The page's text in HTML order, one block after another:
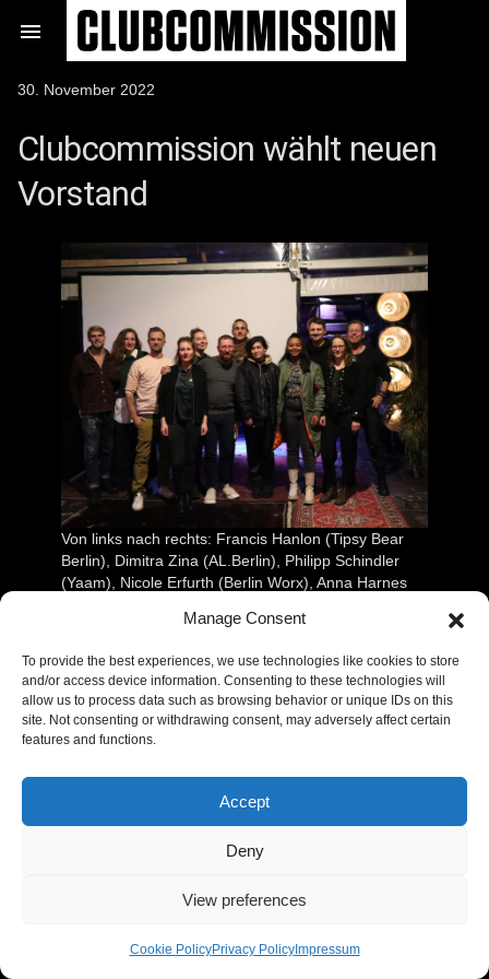
Manage Consent
To provide the best experiences, we use technologies like cookies to store
and/or access device information. Consenting to these technologies will
allow us to process data such as browsing behavior or unique IDs on this
site. Not consenting or withdrawing consent, may adversely affect certain
features and functions.
Accept
Deny
View preferences
Cookie PolicyPrivacy PolicyImpressum
Inhalt

Veröffentlicht
30. November 2022
Clubcommission wählt neuen
Vorstand
Von links nach rechts: Francis Hanlon (Tipsy Bear
Berlin), Dimitra Zina (AL.Berlin), Philipp Schindler
(Yaam), Nicole Erfurth (Berlin Worx), Anna Harnes
Schellenberg (Klunkerkranich), Xeno Rafael ‘rafi’ (TS
Lutz Leichsenring (Vibe Lab), Nora Giesbert (Else &
Renate), Sascha Disselkamp (Sage), nicht im Bild:
Emiko Gejic (Berlinsidestories), Daniel Plasch
(Revier Südost), Erika Siekstelyte (Panke)
Der neue Vorstand der Clubcommission steht
fest. Zur Mitgliederversammlung am 24.
November wählten die inzwischen 350
Mitglieder des Netzwerks für Berliner
Geschäftsführenden Vorstand übernimmt